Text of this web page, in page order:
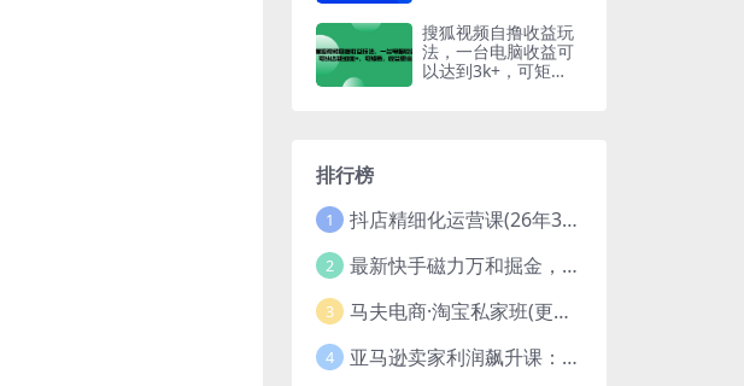
搜狐视频自撸收益玩
法，一台电脑收益可
以达到3k+，可矩
排行榜
1 抖店精细化运营课(26年3月更新
2 最新快手磁力万和掘金，自动搬砖，轻松日入100-200，操作简单
3 马夫电商·淘宝私家班(更新3月)
4 亚马逊卖家利润飙升课：从品类成功公式到海王打法，让每个SKU都成爆款一路飙升(更新26年3月